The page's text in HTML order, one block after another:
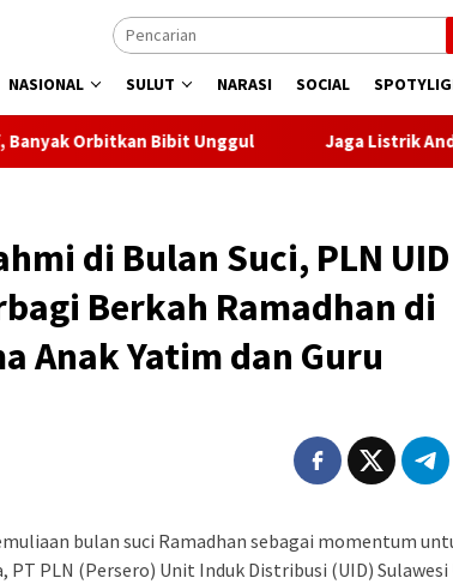
NASIONAL SULUT NARASI SOCIAL
Unggul Jaga Listrik Andal Jelang HUT ke-
di Bulan Suci, PLN UID
Berkah Ramadhan di
Anak Yatim dan Guru
bulan suci Ramadhan sebagai momentum
PLN (Persero) Unit Induk Distribusi (UID) Sulawesi